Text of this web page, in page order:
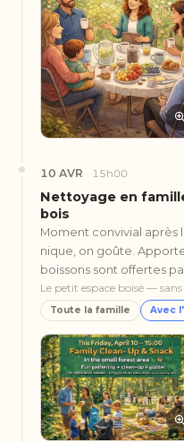
10 AVR 15h00
Nettoyage en
bois
Moment convivial après
nique, on goûte.
boissons sont offertes
Le petit espace boisé —
Toute la famille Avec